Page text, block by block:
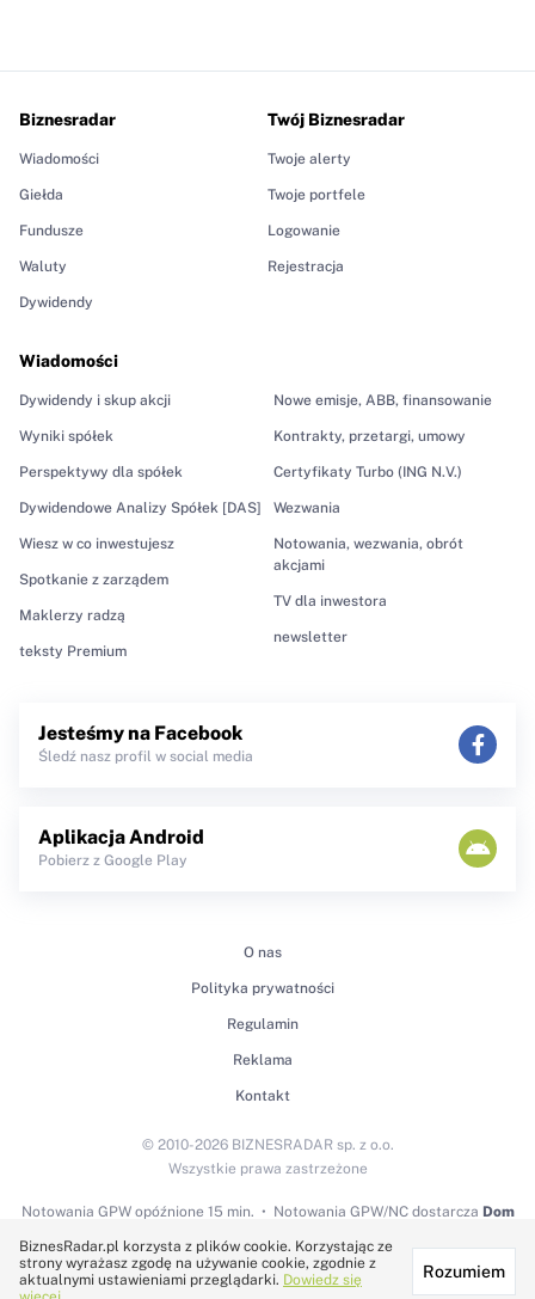
Biznesradar
Wiadomości
Giełda
Fundusze
Waluty
Dywidendy
Wiadomości
Dywidendy i skup akcji
Wyniki spółek
Perspektywy dla spółek
Dywidendowe Analizy Spółek [DAS]
Wiesz w co inwestujesz
Spotkanie z zarządem
Maklerzy radzą
teksty Premium
Nowe emisje, ABB, finansowanie
Kontrakty, przetargi, umowy
Certyfikaty Turbo (ING N.V.)
Wezwania
Notowania, wezwania, obrót
akcjami
TV dla inwestora
newsletter
Twój Biznesradar
Twoje alerty
Twoje portfele
Logowanie
Rejestracja
Jesteśmy na Facebook
Śledź nasz profil w social media
Aplikacja Android
Pobierz z Google Play
O nas
Polityka prywatności
Regulamin
Reklama
Kontakt
Notowania GPWopóźnione 15 min. Notowania GPW/NC dostarcza Dom
© 2010-2026 BIZNESRADAR sp. z o.o.
Wszystkie prawa zastrzeżone
Technologię dostarcza:
BiznesRadar.pl korzysta z plików cookie. Korzystając ze
strony wyrażasz zgodę na używanie cookie, zgodnie z
aktualnymi ustawieniami przeglądarki. Dowiedz się
Rozumiem